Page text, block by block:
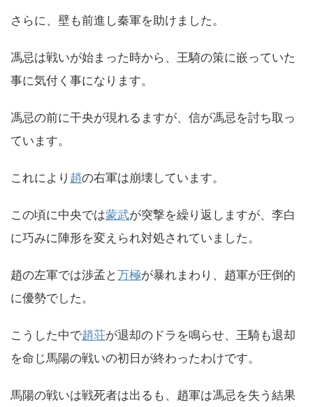
さらに、壁も前進し秦軍を助けました。
馮忌は戦いが始まった時から、王騎の策に嵌っていた
事に気付く事になります。
馮忌の前に干央が現れるますが、信が馮忌を討ち取っ
ています。
これにより 趙の右軍は崩壊しています。
この頃に中央では蒙武が突撃を繰り返しますが、李白
に巧みに陣形を変えられ対処されていました。
趙の左軍では渉孟と万極が暴れまわり、趙軍が圧倒的
に優勢でした。
こうした中で趙荘が退却のドラを鳴らせ、王騎も退却
を命じ馬陽の戦いの初日が終わったわけです。
馬陽の戦いは戦死者は出るも、趙軍は馮忌を失う結果